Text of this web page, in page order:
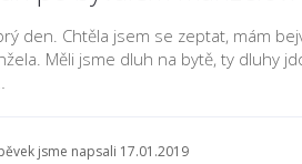
den. Chtěla jsem se zeptat, mám
Měli jsme dluh na bytě, ty dluhy
jsme napsali 17.01.2019